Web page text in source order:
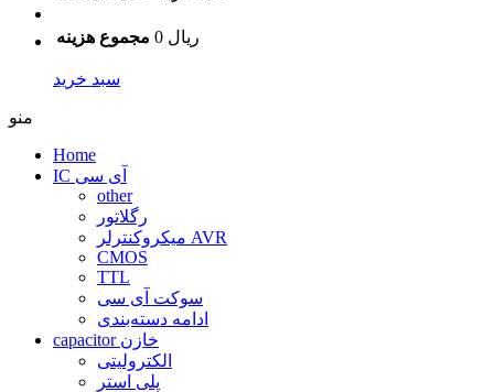
مجموع هزینه 0 ریال
سبد خرید
منو
Home
IC آی سی
other
رگلاتور
میکروکنترلر AVR
CMOS
TTL
سوکت آی سی
ادامه دسته‌بندی
capacitor خازن
الکترولیتی
پلی استر